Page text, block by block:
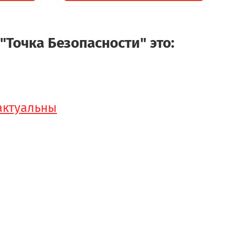
Безопасности" это: